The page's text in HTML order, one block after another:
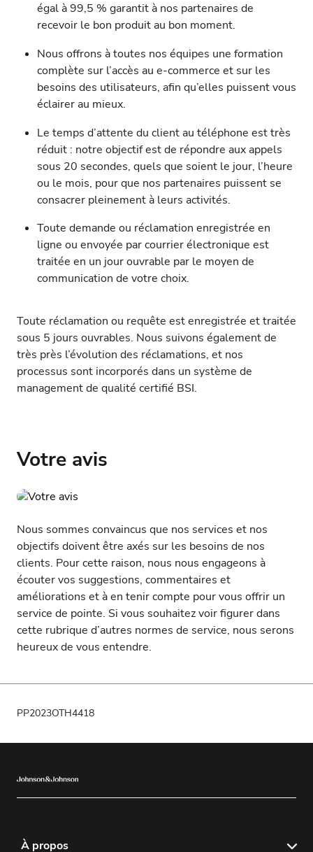
égal à 99,5 % garantit à nos partenaires de
recevoir le bon produit au bon moment.
Nous offrons à toutes nos équipes une formation
complète sur l’accès au e-commerce et sur les
besoins des utilisateurs, afin qu’elles puissent vous
éclairer au mieux.
Le temps d’attente du client au téléphone est très
réduit : notre objectif est de répondre aux appels
sous 20 secondes, quels que soient le jour, l’heure
ou le mois, pour que nos partenaires puissent se
consacrer pleinement à leurs activités.
Toute demande ou réclamation enregistrée en
ligne ou envoyée par courrier électronique est
traitée en un jour ouvrable par le moyen de
communication de votre choix.
Toute réclamation ou requête est enregistrée et traitée
sous 5 jours ouvrables. Nous suivons également de
très près l’évolution des réclamations, et nos
processus sont incorporés dans un système de
management de qualité certifié BSI.
Votre avis
Nous sommes convaincus que nos services et nos
objectifs doivent être axés sur les besoins de nos
clients. Pour cette raison, nous nous engageons à
écouter vos suggestions, commentaires et
améliorations et à en tenir compte pour vous offrir un
service de pointe. Si vous souhaitez voir figurer dans
cette rubrique d’autres normes de service, nous serons
heureux de vous entendre.
PP2023OTH4418
À propos